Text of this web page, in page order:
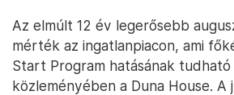
Az elmúlt 12 év legerősebb
mérték az ingatlanpiacon, ami
Start Program hatásának tudható
közleményében a Duna House. A